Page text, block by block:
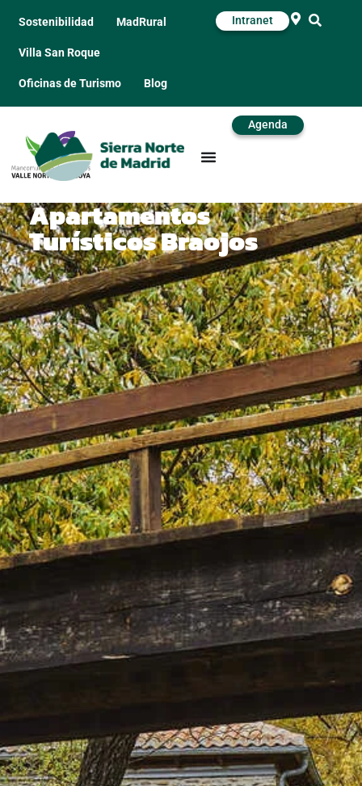
Sostenibilidad MadRural
Villa San Roque
Oficinas de Turismo Blog
Intranet
Agenda
Apartamentos
Turísticos Braojos